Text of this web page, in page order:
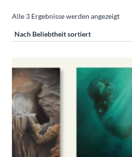
Alle 3 Ergebnisse werden angezeigtNach